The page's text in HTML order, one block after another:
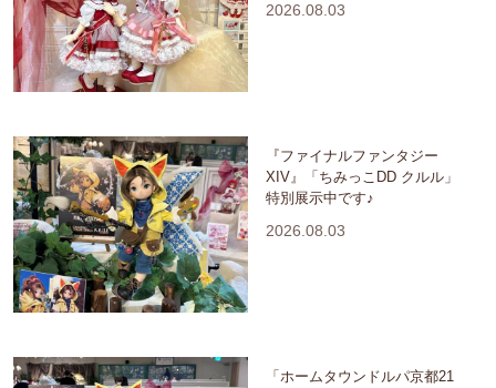
2026.08.03
『ファイナルファンタジー
XIV』「ちみっこDD クルル」
特別展示中です♪
2026.08.03
「ホームタウンドルパ京都21